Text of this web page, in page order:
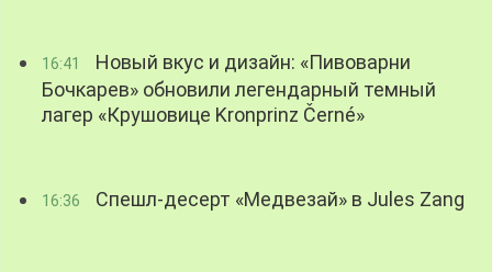
16:41
Новый вкус и дизайн: «Пивоварни
Бочкарев» обновили легендарный темный
лагер «Крушовице Kronprinz Černé»
16:36 Спешл-десерт «Медвезай» в Jules Zang